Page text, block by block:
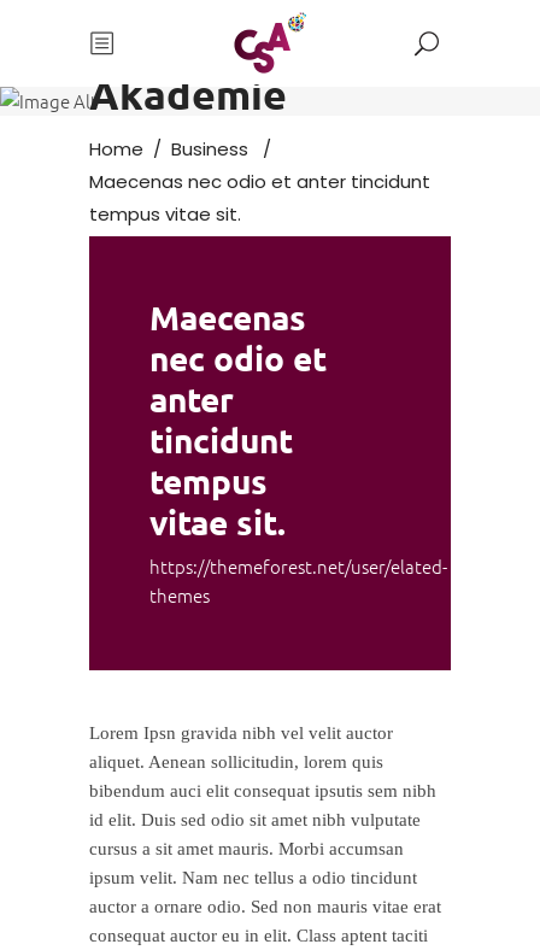
Seelsorge
Akademie
Home / Business
/
Maecenas nec odio et anter tincidunt
tempus vitae sit.
Maecenas
nec odio et
anter
tincidunt
tempus
vitae sit.
https://themeforest.net/user/elated-
themes
Lorem Ipsn gravida nibh vel velit auctor
aliquet. Aenean sollicitudin, lorem quis
bibendum auci elit consequat ipsutis sem nibh
id elit. Duis sed odio sit amet nibh vulputate
cursus a sit amet mauris. Morbi accumsan
ipsum velit. Nam nec tellus a odio tincidunt
auctor a ornare odio. Sed non mauris vitae erat
consequat auctor eu in elit. Class aptent taciti